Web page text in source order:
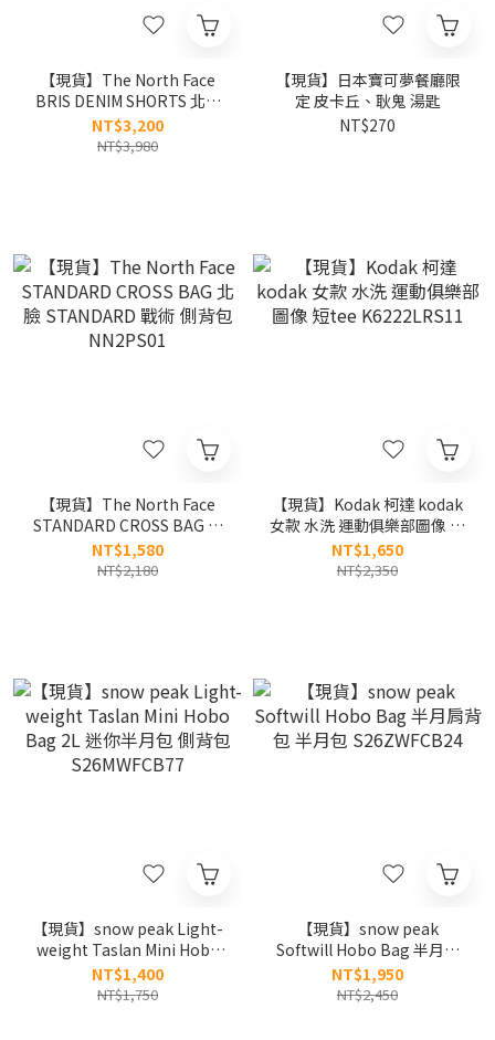
【現貨】The North Face
BRIS DENIM SHORTS 北臉
腰帶 牛仔短褲 膝下褲
NS6NS07
NT$3,200
NT$3,980
【現貨】日本寶可夢餐廳限
定 皮卡丘、耿鬼 湯匙
NT$270
【現貨】The North Face
STANDARD CROSS BAG 北
臉 STANDARD 戰術 側背包
NN2PS01
NT$1,580
NT$2,180
【現貨】Kodak 柯達 kodak
女款 水洗 運動俱樂部圖像 短
tee K6222LRS11
NT$1,650
NT$2,350
【現貨】snow peak Light-
weight Taslan Mini Hobo
Bag 2L 迷你半月包 側背包
S26MWFCB77
NT$1,400
NT$1,750
【現貨】snow peak
Softwill Hobo Bag 半月肩
背包 半月包 S26ZWFCB24
NT$1,950
NT$2,450